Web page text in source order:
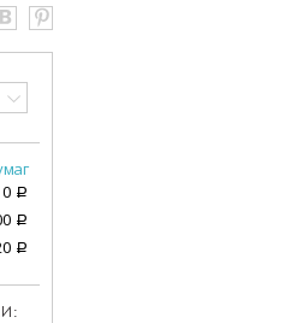
0 a
a
a